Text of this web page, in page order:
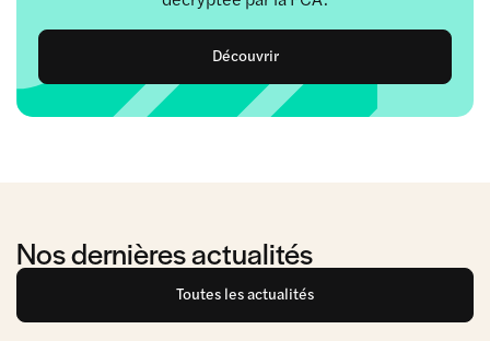
Découvrir
Nos dernières actualités
Toutes les actualités